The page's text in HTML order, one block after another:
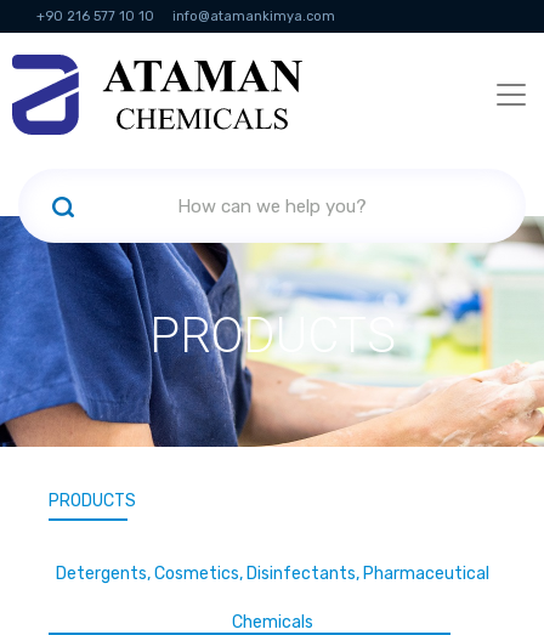
+90 216 577 10 10 info@atamankimya.com
KVKK Politikası Information Society Services
PRODUCTS
PRODUCTS
Detergents, Cosmetics, Disinfectants, Pharmaceutical
Chemicals